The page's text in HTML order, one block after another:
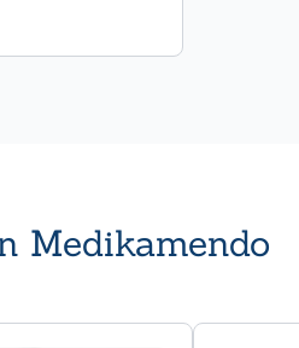
Medikamendo